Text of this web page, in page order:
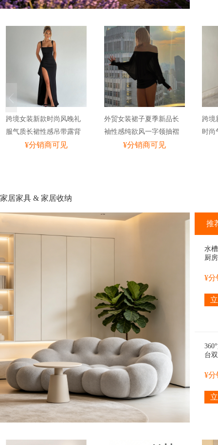
跨境女装新款时尚风晚礼
服气质长裙性感吊带露背
高开叉连衣裙
¥分销商可见
外贸女装裙子夏季新品长
袖性感纯欲风一字领抽褶
紧身包臀连衣裙
¥分销商可见
跨境
时尚
家居家具 & 家居收纳
推
水
厨
¥分
台
于
¥分